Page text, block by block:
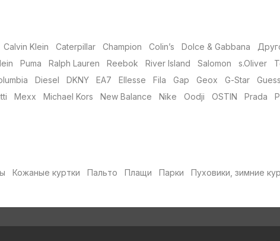
Calvin Klein Caterpillar Champion Colin’s Dolce & Gabbana
Puma Ralph Lauren Reebok River Island Salomon s.Oliver
Diesel DKNY EA7 Ellesse Fila Gap Geox G-Star Guess
Mexx Michael Kors New Balance Nike Oodji OSTIN Prada
Кожаные куртки Пальто Плащи Парки Пуховики, зимние